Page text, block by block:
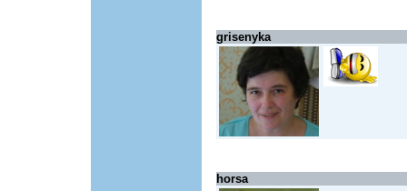
grisenyka
horsa